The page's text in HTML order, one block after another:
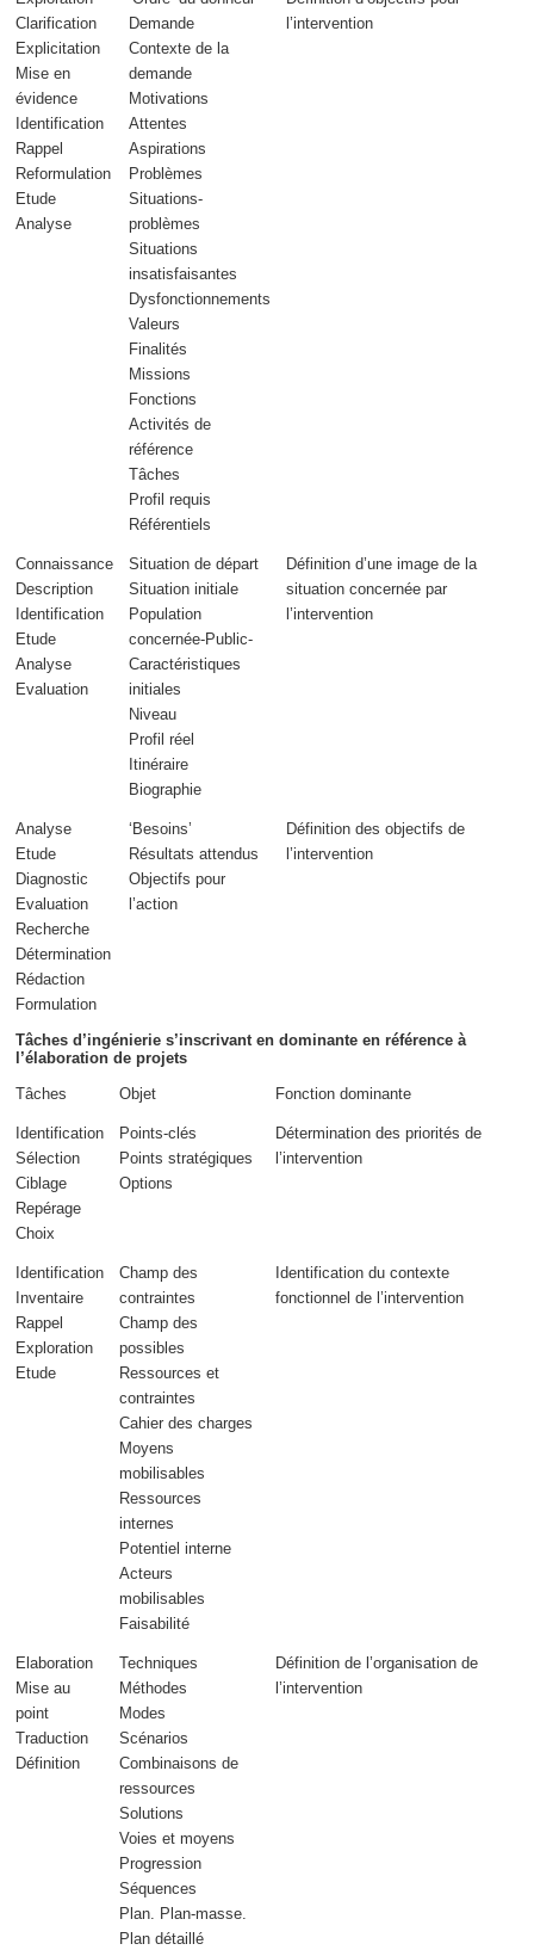
Clarification
Explicitation
Mise en
évidence
Identification
Rappel
Reformulation
Etude
Analyse
Demande
Contexte de la
demande
Motivations
Attentes
Aspirations
Problèmes
Situations-
problèmes
Situations
insatisfaisantes
Dysfonctionnements
Valeurs
Finalités
Missions
Fonctions
Activités de
référence
Tâches
Profil requis
Référentiels
l’intervention
Connaissance
Description
Identification
Etude
Analyse
Evaluation
Situation de départ
Situation initiale
Population
concernée-Public-
Caractéristiques
initiales
Niveau
Profil réel
Itinéraire
Biographie
Définition d’une image de la
situation concernée par
l’intervention
Analyse
Etude
Diagnostic
Evaluation
Recherche
Détermination
Rédaction
Formulation
‘Besoins’
Résultats attendus
Objectifs pour
l’action
Définition des objectifs de
l’intervention
Tâches d’ingénierie s’inscrivant en dominante en référence à
l’élaboration de projets
Tâches
Objet Fonction dominante
Identification
Sélection
Ciblage
Repérage
Choix
Points-clés
Points stratégiques
Options
Détermination des priorités de
l’intervention
Identification
Inventaire
Rappel
Exploration
Etude
Champ des
contraintes
Champ des
possibles
Ressources et
contraintes
Cahier des charges
Moyens
mobilisables
Ressources
internes
Potentiel interne
Acteurs
mobilisables
Faisabilité
Identification du contexte
fonctionnel de l’intervention
Elaboration
Mise au
point
Traduction
Définition
Techniques
Méthodes
Modes
Scénarios
Combinaisons de
ressources
Solutions
Voies et moyens
Progression
Séquences
Plan. Plan-masse.
Plan détaillé
Définition de l’organisation de
l’intervention